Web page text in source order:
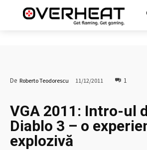
De Roberto Teodorescu 11/12/2011 1
VGA 2011: Intro-ul
Diablo 3 – o
explozivă